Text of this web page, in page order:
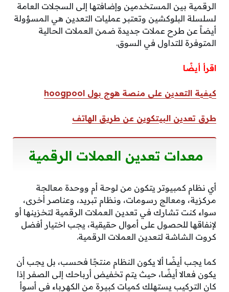
الرقمية بين المستخدمين وإضافتها إلى السجلات العامة
لسلسلة البلوكشين وتعتبر عمليات التعدين هي المسؤولة
أيضاً عن طرح عملات جديدة ضمن العملات الحالية
المتوفرة للتداول في السوق.
اقرأ أيضًا
كيفية التعدين على منصة هوج بول hoogpool
طرق تعدين البيتكوين عن طريق الهاتف
معدات تعدين العملات الرقمية
أي نظام كمبيوتر يتكون من لوحة أم ووحدة معالجة
مركزية، ومعالج رسومات، ونظام تبريد، وعناصر أخرى،
سواء كنت تشارك في تعدين العملات الرقمية لتخزينها أو
لإنفاقها للحصول على أموال حقيقية، يجب اختيار أفضل
كروت الشاشة لتعدين العملات الرقمية.
كما يجب أيضًا ألا يكون النظام منتجًا فحسب، بل يجب أن
يكون فعالا أيضًا، حيث يتم تخفيض أرباحك إلى الصفر إذا
كان التركيب يستهلك كميات كبيرة من الكهرباء في أسوأ